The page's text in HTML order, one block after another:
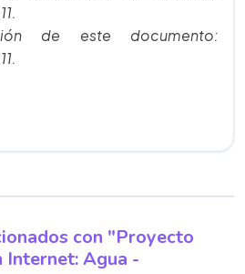
de este documento:
con "Proyecto
Agua -